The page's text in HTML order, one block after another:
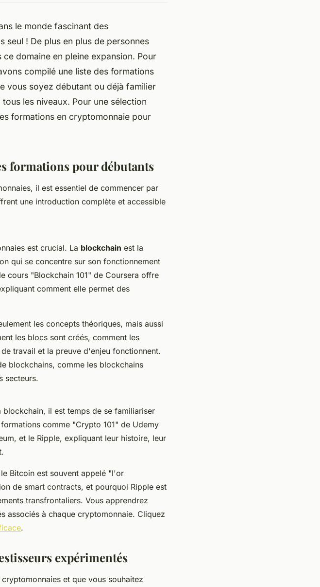
le monde fascinant des
seul ! De plus en plus de personnes
domaine en pleine expansion. Pour
compilé une liste des formations
vous soyez débutant ou déjà familier
les niveaux. Pour une sélection
formations en cryptomonnaie pour
formations pour débutants
il est essentiel de commencer par
une introduction complète et accessible
est crucial. La blockchain est la
qui se concentre sur son fonctionnement
cours "Blockchain 101" de Coursera offre
comment elle permet des
les concepts théoriques, mais aussi
les blocs sont créés, comment les
travail et la preuve d'enjeu fonctionnent.
blockchains, comme les blockchains
secteurs.
il est temps de se familiariser
comme "Crypto 101" de Udemy
et le Ripple, expliquant leur histoire, leur
Bitcoin est souvent appelé "l'or
de smart contracts, et pourquoi Ripple est
transfrontaliers. Vous apprendrez
associés à chaque cryptomonnaie. Cliquez
.
expérimentés
et que vous souhaitez